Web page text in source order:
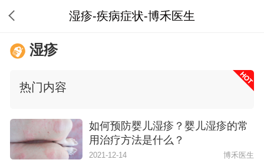
湿疹-疾病症状-博禾医生
湿疹
热门内容
如何预防婴儿湿疹？婴儿湿疹的常
用治疗方法是什么？
2021-12-14 博禾医生